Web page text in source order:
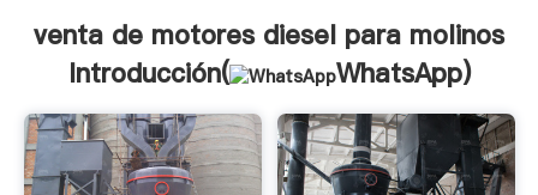
venta de motores diesel para molinos
Introducción(
WhatsApp)